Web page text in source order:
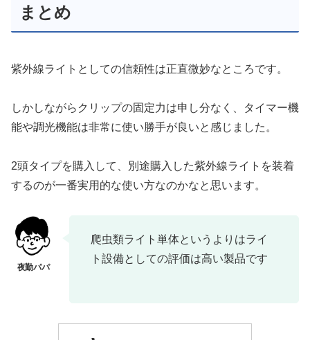
まとめ
紫外線ライトとしての信頼性は正直微妙なところです。
しかしながらクリップの固定力は申し分なく、タイマー機
能や調光機能は非常に使い勝手が良いと感じました。
2頭タイプを購入して、別途購入した紫外線ライトを装着
するのが一番実用的な使い方なのかなと思います。
爬虫類ライト単体というよりはライ
ト設備としての評価は高い製品です